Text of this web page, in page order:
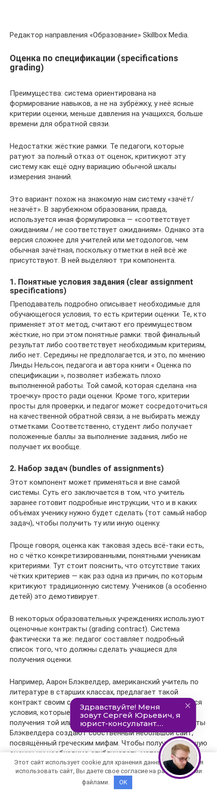
Редактор направления «Образование» Skillbox Media.
Оценка по спецификации (specifications
grading)
Преимущества: система ориентирована на
формирование навыков, а не на зубрёжку, у неё ясные
критерии оценки, меньше давления на учащихся, больше
времени для обратной связи.
Недостатки: жёсткие рамки. Те педагоги, которые
ратуют за полный отказ от оценок, критикуют эту
систему как ещё одну вариацию обычной шкалы
измерения знаний.
Это вариант похож на знакомую нам систему «зачёт/
незачёт». В зарубежном образовании, правда,
используется иная формулировка — «соответствует
ожиданиям / не соответствует ожиданиям». Однако эта
версия сложнее для учителей или методологов, чем
обычная зачётная, поскольку отметки в ней всё же
присутствуют. В ней выделяют три компонента.
1. Понятные условия задания (clear assignment
specifications)
Преподаватель подробно описывает необходимые для
обучающегося условия, то есть критерии оценки. Те, кто
применяет этот метод, считают его преимуществом
жёсткие, но при этом понятные рамки: твой финальный
результат либо соответствует необходимым критериям,
либо нет. Середины не предполагается, и это, по мнению
Линды Нельсон, педагога и автора книги « Оценка по
спецификации », позволяет избежать плохо
выполненной работы. Той самой, которая сделана «на
троечку» просто ради оценки. Кроме того, критерии
просты для проверки, и педагог может сосредоточиться
на качественной обратной связи, а не выбирать между
отметками. Соответственно, студент либо получает
положенные баллы за выполнение задания, либо не
получает их вообще.
2. Набор задач (bundles of assignments)
Этот компонент может применяться и вне самой
системы. Суть его заключается в том, что учитель
заранее готовит подробные инструкции, что и в каких
объёмах ученику нужно будет сделать (тот самый набор
задач), чтобы получить ту или иную оценку.
Проще говоря, оценка как таковая здесь всё-таки есть,
но с чётко конкретизированными, понятными ученикам
критериями. Тут стоит пояснить, что отсутствие таких
чётких критериев — как раз одна из причин, по которым
критикуют традиционную систему. Учеников (а особенно
детей) это демотивирует.
В некоторых образовательных учреждениях используют
оценочные контракты (grading contract). Система
фактически та же: педагог составляет подробный
список того, что должны сделать учащиеся для
получения оценки.
Например, Аарон Блэквелдер, американский учитель по
литературе в старших классах, предлагает такой
контракт своим студентам. В нём обычно указываются
условия, которые должны быть выполнены для
получения той или иной оценки. Допустим, все студенты
Блэквелдера создают собственный небольшой сайт,
посвящённый греческим мифам. Чтобы получить высшую
оценку, им необходимо опубликовать материалы по
шести темам, а чтобы получить тройку — по четырём.
При этом в «контракте» объясняется, как часто можно
пропускать занятия, когда необходимо сдавать задания
Этот сайт использует cookie для хранения данных. Продолжая
использовать сайт, Вы даете свое согласие на работу с этими
файлами.
OK